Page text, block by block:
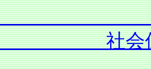
険労務